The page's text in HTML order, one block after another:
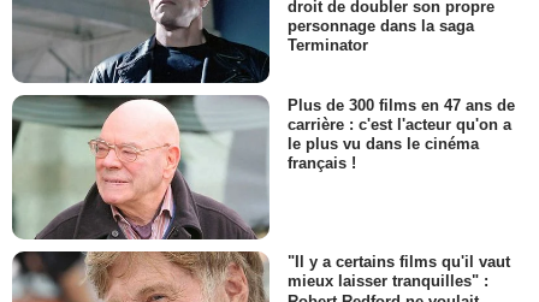
droit de doubler son propre
personnage dans la saga
Terminator
Plus de 300 films en 47 ans de
carrière : c'est l'acteur qu'on a
le plus vu dans le cinéma
français !
"Il y a certains films qu'il vaut
mieux laisser tranquilles" :